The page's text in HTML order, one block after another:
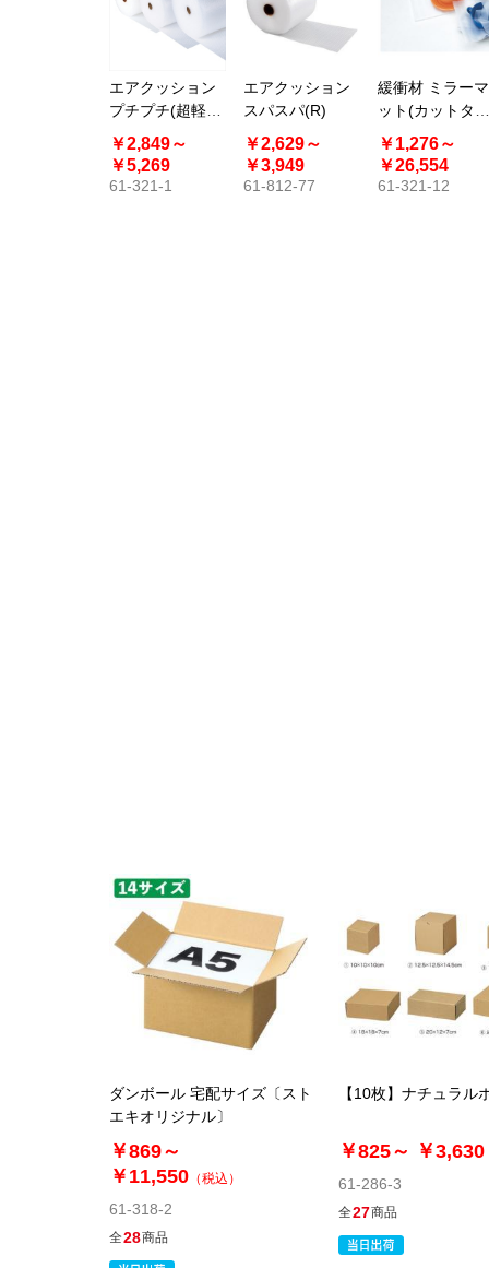
エアクッション
プチプチ(超軽梱
包用) 42m巻
￥2,849～
￥5,269
61-321-1
エアクッション
スパスパ(R)
￥2,629～
￥3,949
61-812-77
緩衝材 ミラーマ
ット(カットタイ
プ)
￥1,276～
￥26,554
61-321-12
ダンボール 宅配サイズ〔スト
エキオリジナル〕
￥869～
￥11,550 （税込）
61-318-2
全28商品
【10枚】ナチュラル
￥825～ ￥3,630
61-286-3
全27商品